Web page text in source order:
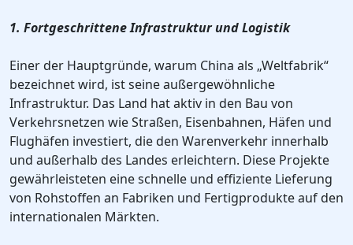
1. Fortgeschrittene Infrastruktur und Logistik
Einer der Hauptgründe, warum China als „Weltfabrik“
bezeichnet wird, ist seine außergewöhnliche
Infrastruktur. Das Land hat aktiv in den Bau von
Verkehrsnetzen wie Straßen, Eisenbahnen, Häfen und
Flughäfen investiert, die den Warenverkehr innerhalb
und außerhalb des Landes erleichtern. Diese Projekte
gewährleisteten eine schnelle und effiziente Lieferung
von Rohstoffen an Fabriken und Fertigprodukte auf den
internationalen Märkten.